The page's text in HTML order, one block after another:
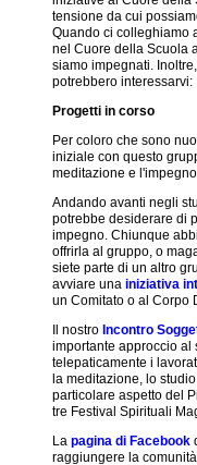
Azione
sociale
inclusiva
Biblioteca
Esoterici?
Collaborazione
intergruppo
Comprendere
creativo
Scuola
Donazioni
eNews
tensione da cui
Quando ci colleghiamo
nel Cuore della Scuola
siamo impegnati.
potrebbero interessarvi:
Progetti in corso
Per coloro che sono
iniziale con questo
meditazione e
Andando avanti negli
potrebbe desiderare di
impegno. Chiunque
offrirla al gruppo, o
siete parte di un altro
avviare una iniziativa
un Comitato o al Corpo
Il nostro Incontro
importante approccio al
telepaticamente i
la meditazione, lo
particolare aspetto del
tre Festival Spirituali
La pagina di Facebook
raggiungere la